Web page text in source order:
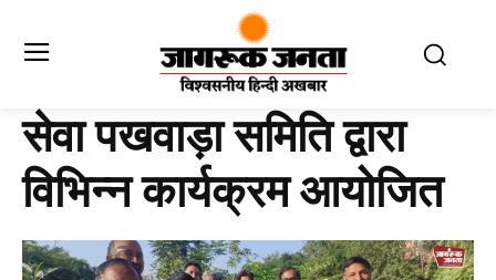
सेवा पखवाड़ा समिति द्वारा
विभिन्न कार्यक्रम आयोजित